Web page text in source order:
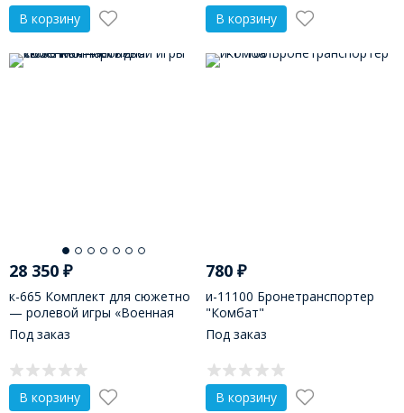
В корзину В корзину
28 350 ₽
к-665 Комплект для сюжетно
— ролевой игры «Военная
часть»
Под заказ
В корзину
780₽
и-11100 Бронетранспортер
"Комбат"
Под заказ
В корзину